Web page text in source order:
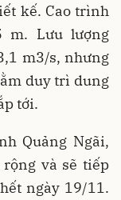
kế. Cao trình
m. Lưu lượng
m3/s, nhưng
duy trì dung
tới.
Quảng Ngãi,
và sẽ tiếp
ngày 19/11.